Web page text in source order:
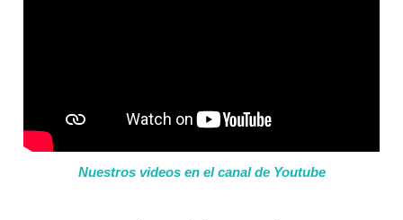
Nuestros videos en el canal de Youtube